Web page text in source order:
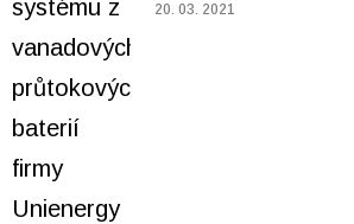
20. 03. 2021